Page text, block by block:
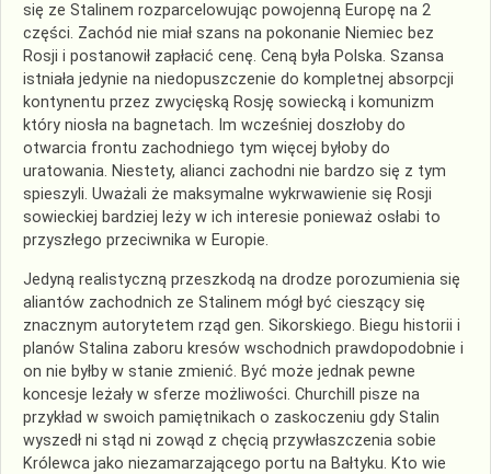
się ze Stalinem rozparcelowując powojenną Europę na 2
części. Zachód nie miał szans na pokonanie Niemiec bez
Rosji i postanowił zapłacić cenę. Ceną była Polska. Szansa
istniała jedynie na niedopuszczenie do kompletnej absorpcji
kontynentu przez zwycięską Rosję sowiecką i komunizm
który niosła na bagnetach. Im wcześniej doszłoby do
otwarcia frontu zachodniego tym więcej byłoby do
uratowania. Niestety, alianci zachodni nie bardzo się z tym
spieszyli. Uważali że maksymalne wykrwawienie się Rosji
sowieckiej bardziej leży w ich interesie ponieważ osłabi to
przyszłego przeciwnika w Europie.
Jedyną realistyczną przeszkodą na drodze porozumienia się
aliantów zachodnich ze Stalinem mógł być cieszący się
znacznym autorytetem rząd gen. Sikorskiego. Biegu historii i
planów Stalina zaboru kresów wschodnich prawdopodobnie i
on nie byłby w stanie zmienić. Być może jednak pewne
koncesje leżały w sferze możliwości. Churchill pisze na
przykład w swoich pamiętnikach o zaskoczeniu gdy Stalin
wyszedł ni stąd ni zowąd z chęcią przywłaszczenia sobie
Królewca jako niezamarzającego portu na Bałtyku. Kto wie